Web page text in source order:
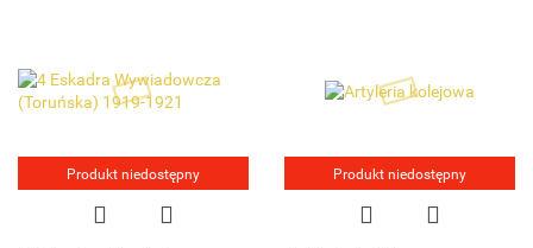
Produkt niedostępny Produkt niedostępny